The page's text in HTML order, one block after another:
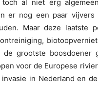
al niet erg
er nog een paar
Maar deze laatste
grootste boosdoener
voor de Europese
in Nederland en